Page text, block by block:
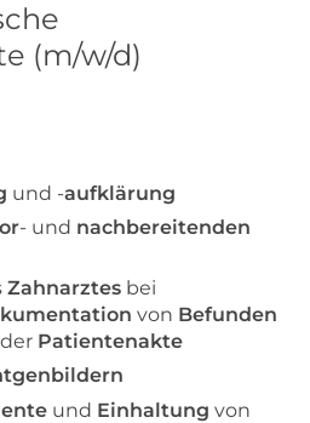
(m/w/d)
und -aufklärung
- und nachbereitenden
Zahnarztes bei
von Befunden
Patientenakte
und Einhaltung von